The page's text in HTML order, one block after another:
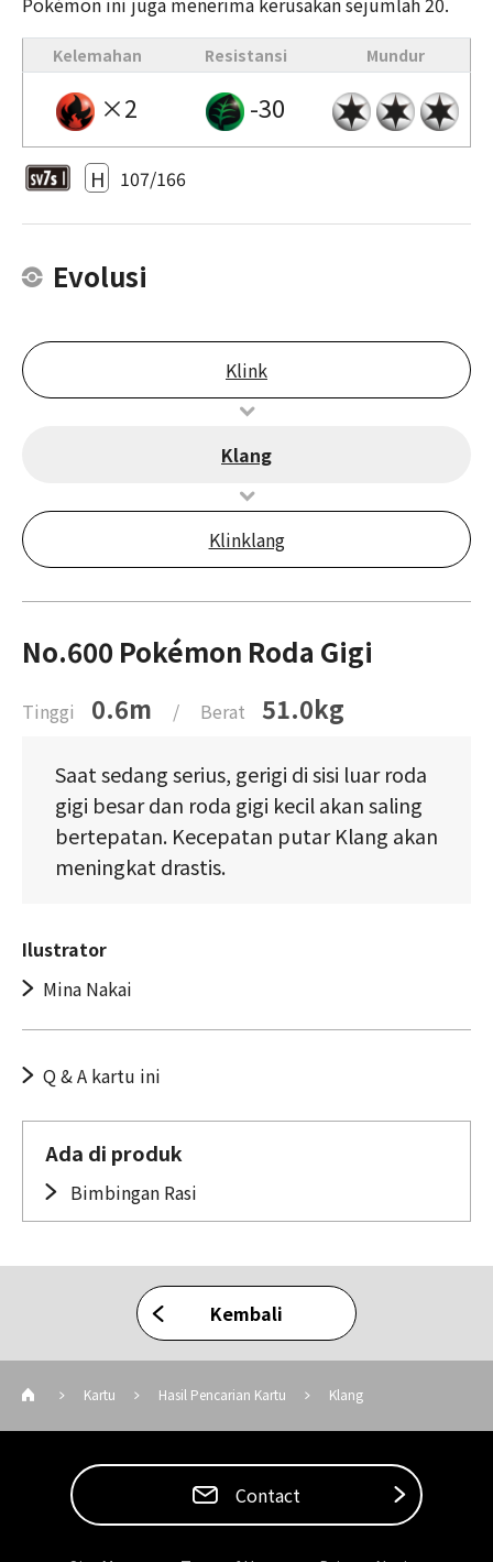
Kelemahan Resistansi Mundur
×2 -30
H 107/166
Evolusi
Klink
Klang
Klinklang
No.600 Pokémon Roda Gigi
Tinggi 0.6m / Berat 51.0kg
Saat sedang serius, gerigi di sisi luar roda
gigi besar dan roda gigi kecil akan saling
bertepatan. Kecepatan putar Klang akan
meningkat drastis.
Ilustrator
Mina Nakai
Q & A kartu ini
Ada di produk
Bimbingan Rasi
Kembali
Kartu Hasil Pencarian Kartu Klang
Contact